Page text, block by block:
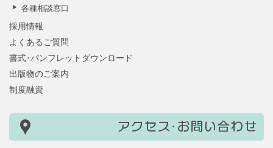
各種相談窓口
採用情報
よくあるご質問
書式･パンフレットダウンロード
出版物のご案内
制度融資